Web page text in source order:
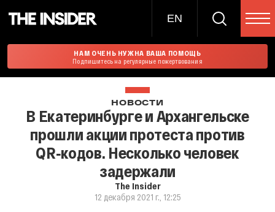
EN
НАМ ОЧЕНЬ НУЖНА ВАША ПОМОЩЬ
Подпишитесь на регулярные пожертвования
НОВОСТИ
В Екатеринбурге и Архангельске
прошли акции протеста против
QR‑кодов. Несколько человек
задержали
The Insider
12 декабря 2021 г., 12:25